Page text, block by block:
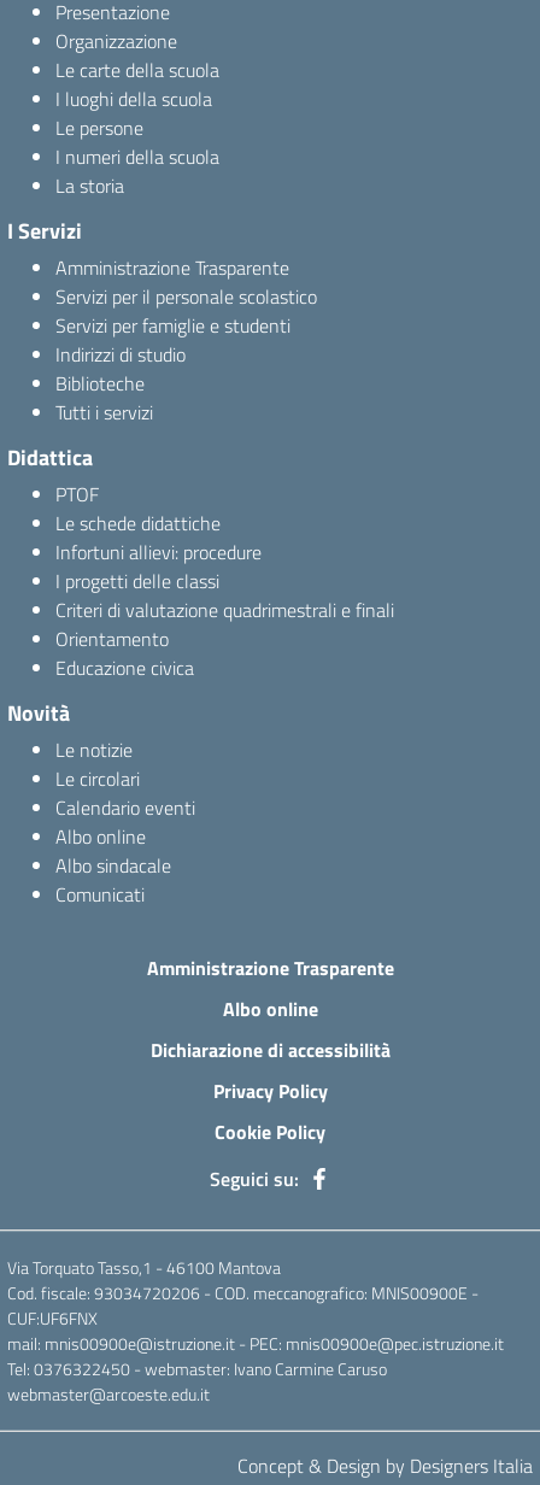
Presentazione
Organizzazione
Le carte della scuola
I luoghi della scuola
Le persone
I numeri della scuola
La storia
I Servizi
Amministrazione Trasparente
Servizi per il personale scolastico
Servizi per famiglie e studenti
Indirizzi di studio
Biblioteche
Tutti i servizi
Didattica
PTOF
Le schede didattiche
Infortuni allievi: procedure
I progetti delle classi
Criteri di valutazione quadrimestrali e finali
Orientamento
Educazione civica
Novità
Le notizie
Le circolari
Calendario eventi
Albo online
Albo sindacale
Comunicati
Amministrazione Trasparente
Albo online
Dichiarazione di accessibilità
Privacy Policy
Cookie Policy
Seguici su:
Via Torquato Tasso,1 - 46100 Mantova
Cod. fiscale: 93034720206 - COD. meccanografico: MNIS00900E -
CUF:UF6FNX
mail: mnis00900e@istruzione.it - PEC: mnis00900e@pec.istruzione.it
Tel: 0376322450 - webmaster: Ivano Carmine Caruso
webmaster@arcoeste.edu.it
Concept & Design by Designers Italia